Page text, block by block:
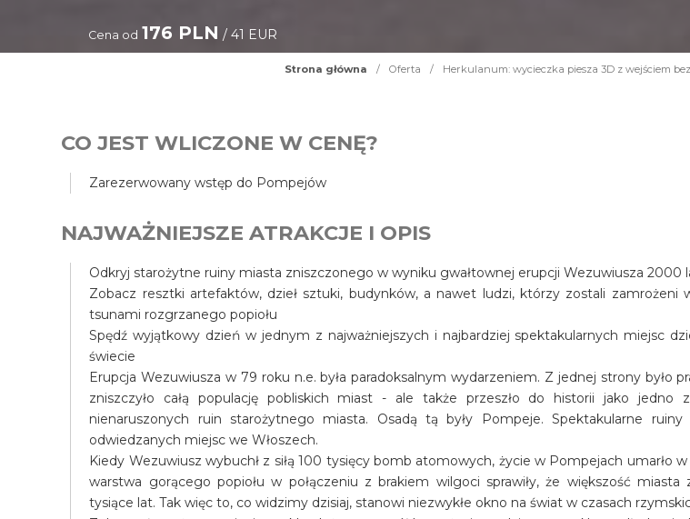
Cena od 176 PLN / 41 EUR
Strona główna / Oferta / Herkulanum: wycieczka piesza 3D z wejściem
CO JEST WLICZONE W CENĘ?
Zarezerwowany wstęp do Pompejów
NAJWAŻNIEJSZE ATRAKCJE I OPIS
Odkryj starożytne ruiny miasta zniszczonego w wyniku gwałtownej erupcji Wezuwiusza 2000
Zobacz resztki artefaktów, dzieł sztuki, budynków, a nawet ludzi, którzy zostali zamrożeni
tsunami rozgrzanego popiołu
Spędź wyjątkowy dzień w jednym z najważniejszych i najbardziej spektakularnych miejsc
świecie
Erupcja Wezuwiusza w 79 roku n.e. była paradoksalnym wydarzeniem. Z jednej strony było
zniszczyło całą populację pobliskich miast - ale także przeszło do historii jako jedno
nienaruszonych ruin starożytnego miasta. Osadą tą były Pompeje. Spektakularne
odwiedzanych miejsc we Włoszech.
Kiedy Wezuwiusz wybuchł z siłą 100 tysięcy bomb atomowych, życie w Pompejach umarło
warstwa gorącego popiołu w połączeniu z brakiem wilgoci sprawiły, że większość miasta
tysiące lat. Tak więc to, co widzimy dzisiaj, stanowi niezwykłe okno na świat w czasach